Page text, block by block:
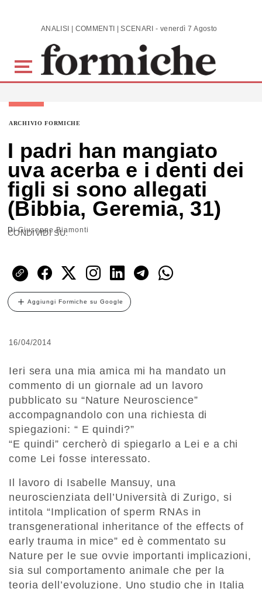
Skip to main content ANALISI | COMMENTI | SCENARI - venerdì 7 Agosto 2026
ARCHIVIO FORMICHE
I padri han mangiato
uva acerba e i denti dei
figli si sono allegati
(Bibbia, Geremia, 31)
DiGiuseppe Biamonti
CONDIVIDI SU:
Aggiungi Formiche su Google
16/04/2014
Ieri sera una mia amica mi ha mandato un
commento di un giornale ad un lavoro
pubblicato su “Nature Neuroscience”
accompagnandolo con una richiesta di
spiegazioni: “ E quindi?”
“E quindi” cercherò di spiegarlo a Lei e a chi
come Lei fosse interessato.
Il lavoro di Isabelle Mansuy, una
neuroscienziata dell’Università di Zurigo, si
intitola “Implication of sperm RNAs in
transgenerational inheritance of the effects of
early trauma in mice” ed è commentato su
Nature per le sue ovvie importanti implicazioni,
sia sul comportamento animale che per la
teoria dell’evoluzione. Uno studio che in Italia